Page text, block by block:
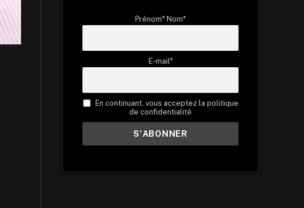
Prénom* Nom*
E-mail*
En continuant, vous acceptez la politique
de confidentialité